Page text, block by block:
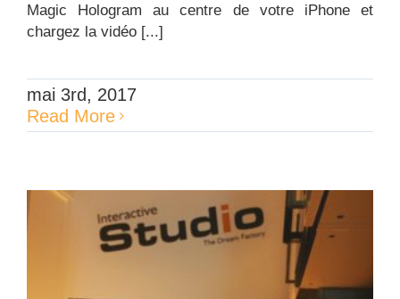
Magic Hologram au centre de votre iPhone et
chargez la vidéo [...]
mai 3rd, 2017
Read More